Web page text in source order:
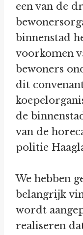
een van de
binnenstad
voorkomen
bewoners
dit
de
van de
politie
We hebben
belangrijk
wordt
realiseren